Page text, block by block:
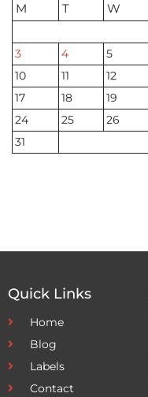
M
T W
3
4 5
10
11 12
17
18 19
24
25 26
31
Quick Links
Home
Blog
Labels
Contact